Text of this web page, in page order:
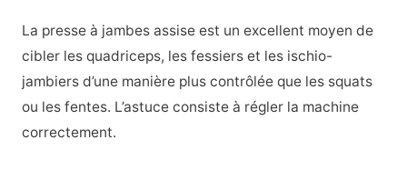
La presse à jambes assise est un excellent moyen de
cibler les quadriceps, les fessiers et les ischio-
jambiers d’une manière plus contrôlée que les squats
ou les fentes. L’astuce consiste à régler la machine
correctement.